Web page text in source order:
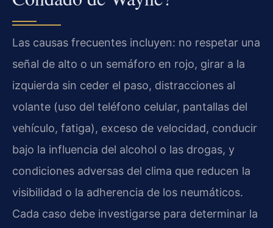
Las causas frecuentes incluyen: no respetar una
señal de alto o un semáforo en rojo, girar a la
izquierda sin ceder el paso, distracciones al
volante (uso del teléfono celular, pantallas del
vehículo, fatiga), exceso de velocidad, conducir
bajo la influencia del alcohol o las drogas, y
condiciones adversas del clima que reducen la
visibilidad o la adherencia de los neumáticos.
Cada caso debe investigarse para determinar la